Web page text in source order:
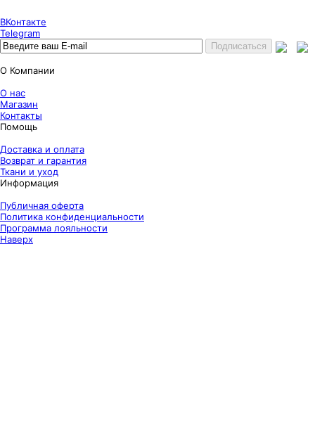
ВКонтакте
Telegram
О Компании
О нас
Магазин
Контакты
Помощь
Доставка и оплата
Возврат и гарантия
Ткани и уход
Информация
Публичная оферта
Политика конфиденциальности
Программа лояльности
Наверх